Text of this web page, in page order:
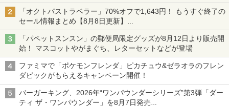
「オクトパストラベラー」70%オフで1,643円！ もうすぐ終了の
セール情報まとめ【8月8日更新】
ニンテンドーeショップでは「大神 絶景版」が67%オフで990円
「パペットスンスン」の郵便局限定グッズが8月12日より販売開
始！ マスコットやがまぐち、レターセットなどが登場
ファミマで「ポケモンフレンダ」ピカチュウ&ゼラオラのフレン
ダピックがもらえるキャンペーン開催！
バーガーキング、2026年“ワンパウンダーシリーズ”第3弾「ダー
ティ ザ・ワンパウンダー」を8月7日発売